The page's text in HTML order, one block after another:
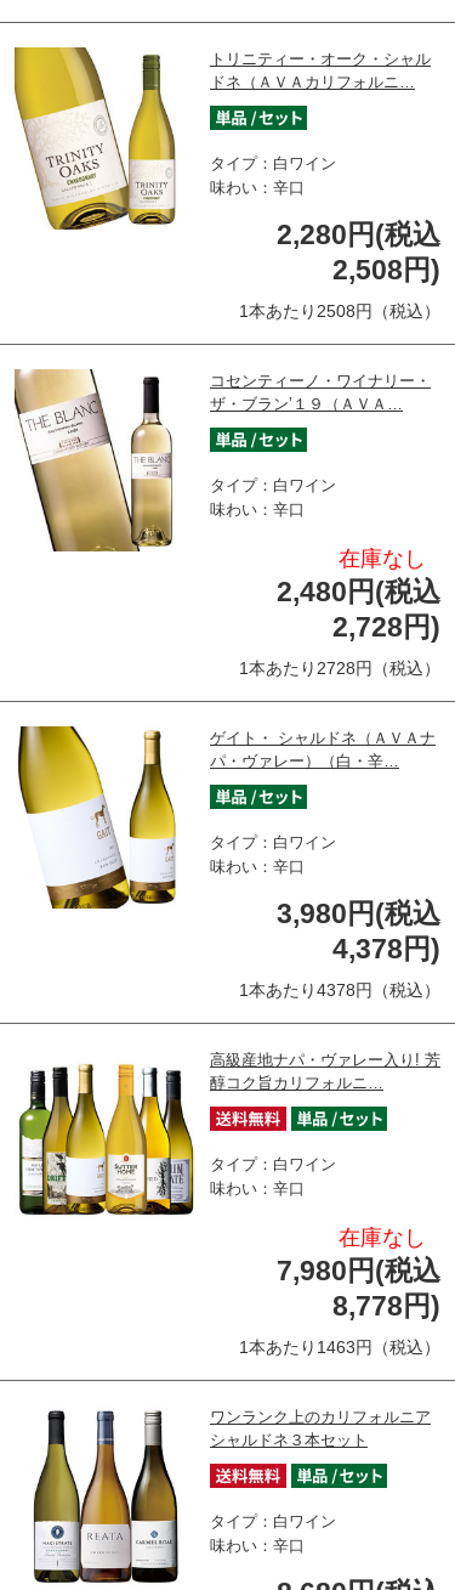
トリニティー・オーク・シャル
ドネ（ＡＶＡカリフォルニ…
タイプ：白ワイン
味わい：辛口
2,280円(税込
2,508円)
1本あたり2508円（税込）
コセンティーノ・ワイナリー・
ザ・ブラン’１９（ＡＶＡ…
タイプ：白ワイン
味わい：辛口
在庫なし
2,480円(税込
2,728円)
1本あたり2728円（税込）
ゲイト・ シャルドネ（ＡＶＡナ
パ・ヴァレー）（白・辛…
タイプ：白ワイン
味わい：辛口
3,980円(税込
4,378円)
1本あたり4378円（税込）
高級産地ナパ・ヴァレー入り! 芳
醇コク旨カリフォルニ…
タイプ：白ワイン
味わい：辛口
在庫なし
7,980円(税込
8,778円)
1本あたり1463円（税込）
ワンランク上のカリフォルニア
シャルドネ３本セット
タイプ：白ワイン
味わい：辛口